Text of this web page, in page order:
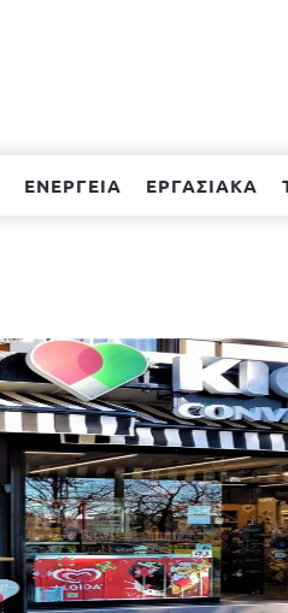
ΕΝΕΡΓΕΙΑ ΕΡΓΑΣΙΑΚΑ